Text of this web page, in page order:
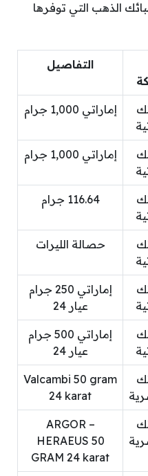
الذهب التي توفرها
التفاصيل
إماراتي 1,000 جرام
إماراتي 1,000 جرام
116.64 جرام
حصالة الليرات
إماراتي 250 جرام
عيار 24
إماراتي 500 جرام
عيار 24
Valcambi 50 gram
24 karat
ARGOR –
HERAEUS 50
GRAM 24 karat